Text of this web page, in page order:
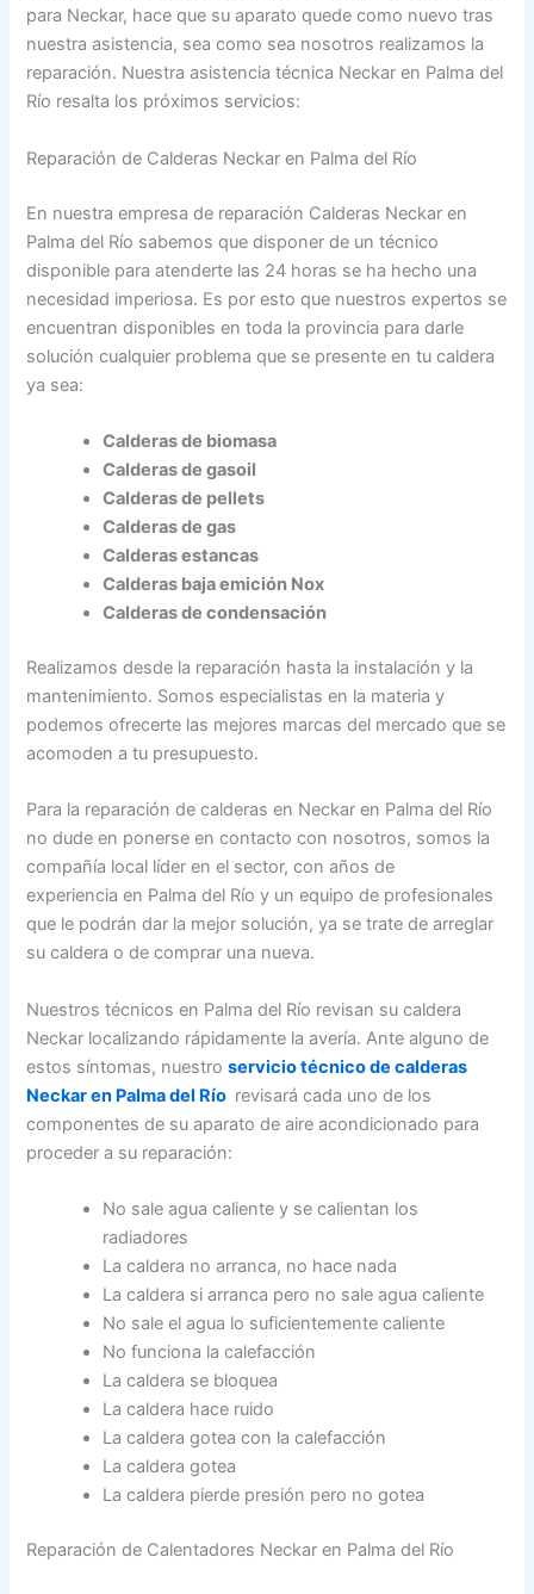
para Neckar, hace que su aparato quede como nuevo tras
nuestra asistencia, sea como sea nosotros realizamos la
reparación. Nuestra asistencia técnica Neckar en Palma del
Río resalta los próximos servicios:
Reparación de Calderas Neckar en Palma del Río
En nuestra empresa de reparación Calderas Neckar en
Palma del Río sabemos que disponer de un técnico
disponible para atenderte las 24 horas se ha hecho una
necesidad imperiosa. Es por esto que nuestros expertos se
encuentran disponibles en toda la provincia para darle
solución cualquier problema que se presente en tu caldera
ya sea:
Calderas de biomasa
Calderas de gasoil
Calderas de pellets
Calderas de gas
Calderas estancas
Calderas baja emición Nox
Calderas de condensación
Realizamos desde la reparación hasta la instalación y la
mantenimiento. Somos especialistas en la materia y
podemos ofrecerte las mejores marcas del mercado que se
acomoden a tu presupuesto.
Para la reparación de calderas en Neckar en Palma del Río
no dude en ponerse en contacto con nosotros, somos la
compañía local líder en el sector, con años de
experiencia en Palma del Río y un equipo de profesionales
que le podrán dar la mejor solución, ya se trate de arreglar
su caldera o de comprar una nueva.
Nuestros técnicos en Palma del Río revisan su caldera
Neckar localizando rápidamente la avería. Ante alguno de
estos síntomas, nuestroservicio técnico de calderas
Neckar en Palma del Río revisará cada uno de los
componentes de su aparato de aire acondicionado para
proceder a su reparación:
No sale agua caliente y se calientan los
radiadores
La caldera no arranca, no hace nada
La caldera si arranca pero no sale agua caliente
No sale el agua lo suficientemente caliente
No funciona la calefacción
La caldera se bloquea
La caldera hace ruido
La caldera gotea con la calefacción
La caldera gotea
La caldera pierde presión pero no gotea
Reparación de Calentadores Neckar en Palma del Río